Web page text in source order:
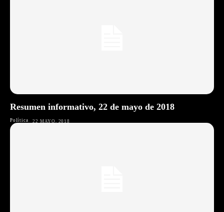
Resumen informativo, 22 de mayo de 2018
Política 22 MAYO, 2018